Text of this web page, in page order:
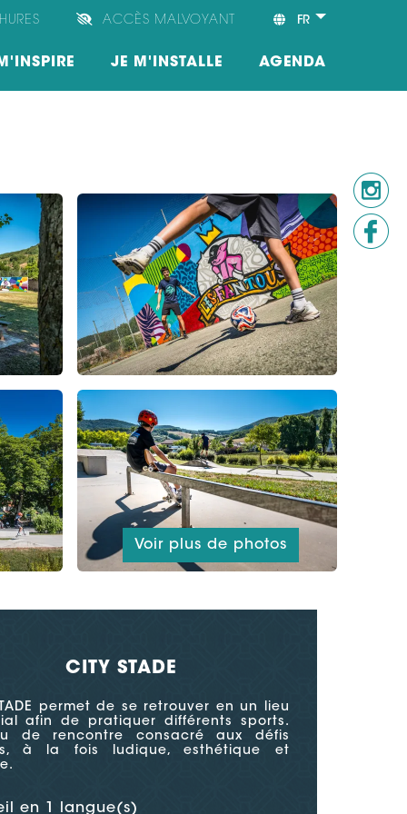
FR
ACCÈS MALVOYANT
JE M'INSTALLE AGENDA
Voir plus de photos
CITY STADE
permet de se retrouver en un lieu
afin de pratiquer différents sports.
de rencontre consacré aux défis
à la fois ludique, esthétique et
en 1 langue(s)